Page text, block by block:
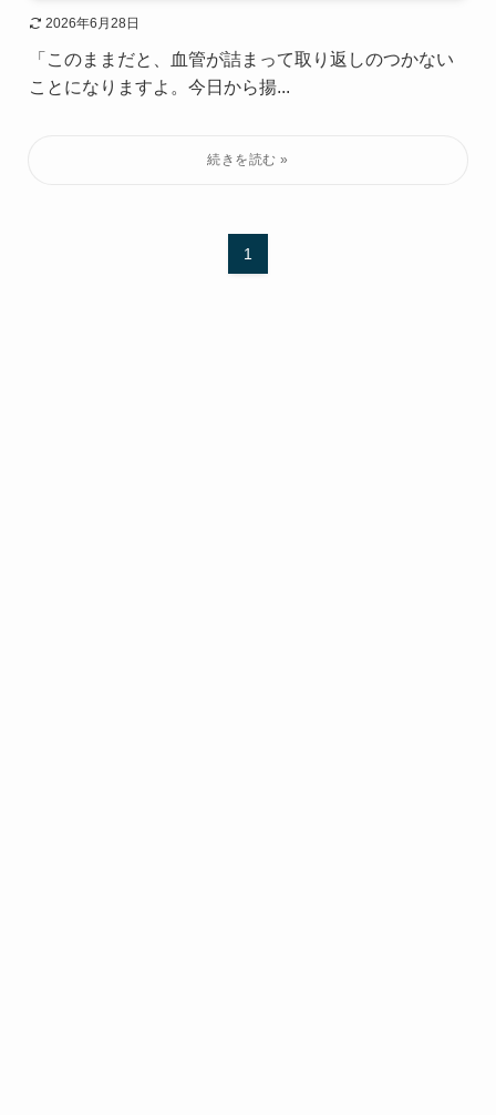
2026年6月28日
「このままだと、血管が詰まって取り返しのつかない
ことになりますよ。今日から揚...
1